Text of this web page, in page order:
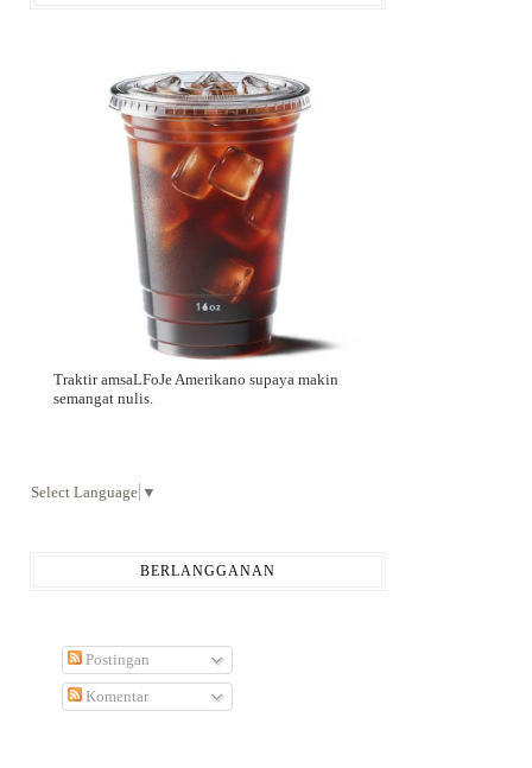
Traktir amsaLFoJe Amerikano supaya makin
semangat nulis.
Select Language ▼
BERLANGGANAN
Postingan
Komentar